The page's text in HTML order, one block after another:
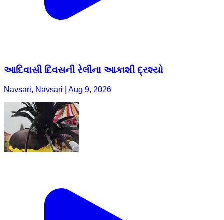
આદિવાસી દિવસની રેલીના આકાશી દ્રશ્યો
Navsari, Navsari | Aug 9, 2026